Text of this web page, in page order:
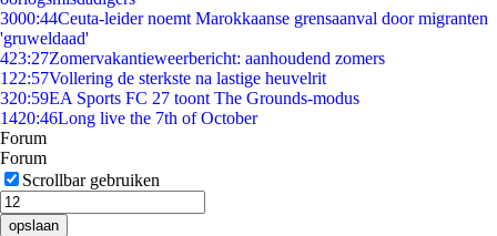
3000:44Ceuta-leider noemt Marokkaanse grensaanval door migranten
'gruweldaad'
423:27Zomervakantieweerbericht: aanhoudend zomers
1 22:57Vollering de sterkste na lastige heuvelrit
320:59EA Sports FC 27 toont The Grounds-modus
1420:46Long live the 7th of October
Forum
Forum
Scrollbar gebruiken
opslaan